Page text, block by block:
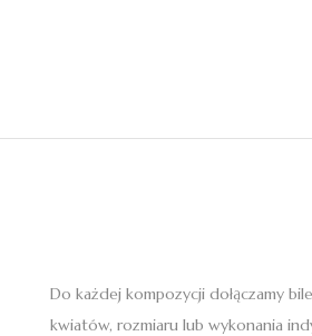
Do każdej kompozycji dołączamy
kwiatów, rozmiaru lub wykonania